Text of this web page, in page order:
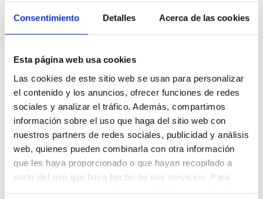
Consentimiento Detalles Acerca de las cookies
Esta página web usa cookies
Las cookies de este sitio web se usan para personalizar
el contenido y los anuncios, ofrecer funciones de redes
sociales y analizar el tráfico. Además, compartimos
información sobre el uso que haga del sitio web con
nuestros partners de redes sociales, publicidad y análisis
web, quienes pueden combinarla con otra información
que les haya proporcionado o que hayan recopilado a
partir del uso que haya hecho de sus servicios. Para
de la salud humana, animal y ambiental, y así establecer
nuevos métodos de vigilancia y control de enfermedades.
La jornada, que tendrá lugar en el salón Gómez Durán del
centro hospitalario, está coordinada por la Dirección
General de Salud Pública de la Consejería de Salud del
Gobierno de Cantabria y cuenta a su vez con la
colaboración de las consejerías de Ganadería y
Alimentación, y de Fomento y Medio Ambiente, así como
del Observatorio de Salud Pública de Cantabria de la
Fundación Marqués de Valdecilla.
La jornada, que cuenta con el patrocinio de Pfizer,
comenzará a las 15:30 horas con la apertura institucional a